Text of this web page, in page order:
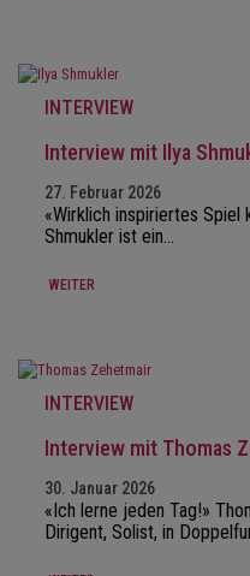
INTERVIEW
Interview mit Ilya
27. Februar 2026
«Wirklich inspiriertes Spiel
Shmukler ist ein…
WEITER
INTERVIEW
Interview mit Thomas
30. Januar 2026
«Ich lerne jeden Tag!»
Dirigent, Solist, in